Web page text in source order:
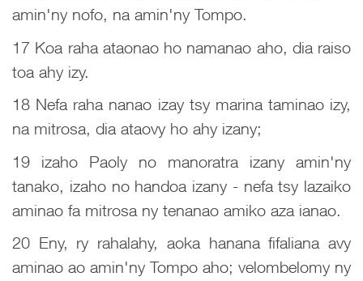
amin'ny nofo, na amin'ny Tompo.
17 Koa raha ataonao ho namanao aho, dia raiso
toa ahy izy.
18 Nefa raha nanao izay tsy marina taminao izy,
na mitrosa, dia ataovy ho ahy izany;
19 izaho Paoly no manoratra izany amin'ny
tanako, izaho no handoa izany - nefa tsy lazaiko
aminao fa mitrosa ny tenanao amiko aza ianao.
20 Eny, ry rahalahy, aoka hanana fifaliana avy
aminao ao amin'ny Tompo aho; velombelomy ny